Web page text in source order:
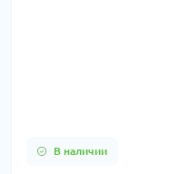
В наличии